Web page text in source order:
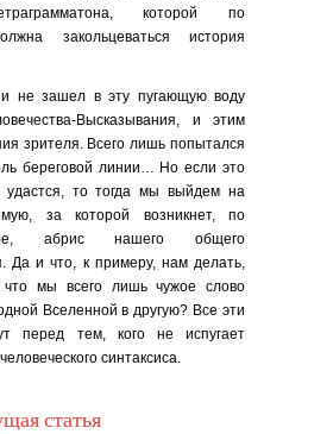
которой по
закольцеваться история
и не зашел в эту пугающую воду
Высказывания, и этим
зрителя. Всего лишь попытался
береговой линии… Но если это
удастся, то тогда мы выйдем на
за которой возникнет, по
абрис нашего общего
Да и что, к примеру, нам делать,
что мы всего лишь чужое слово
Вселенной в другую? Все эти
перед тем, кого не испугает
синтаксиса.
статья